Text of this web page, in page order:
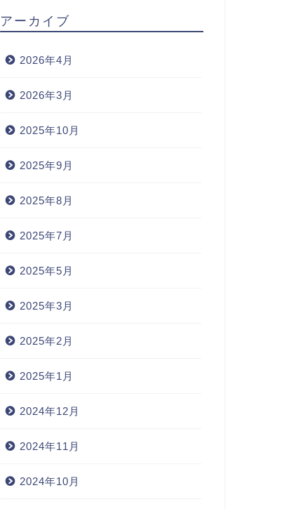
アーカイブ
2026年4月
2026年3月
2025年10月
2025年9月
2025年8月
2025年7月
2025年5月
2025年3月
2025年2月
2025年1月
2024年12月
2024年11月
2024年10月